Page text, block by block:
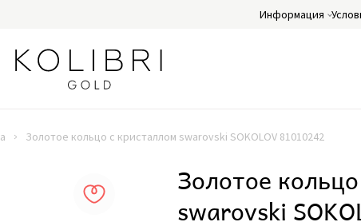
Информация
Золотое кольцо с кристаллом swarovski SOKOLOV 81010242
Золотое
swarovski